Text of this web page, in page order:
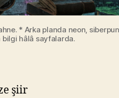
* Arka planda neon,
bilgi hâlâ sayfalarda.
şiir